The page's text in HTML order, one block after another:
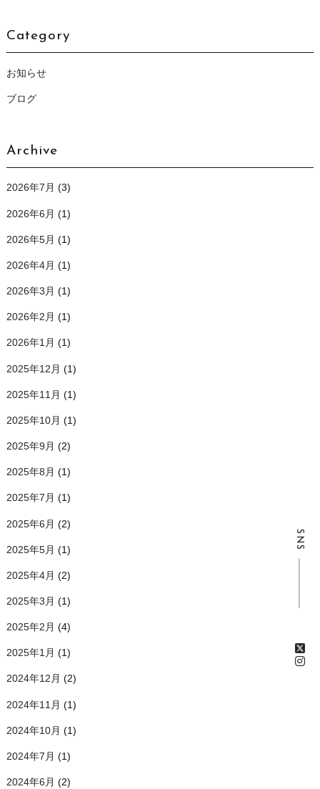
SNS
Category
お知らせ
ブログ
Archive
2026年7月 (3)
2026年6月 (1)
2026年5月 (1)
2026年4月 (1)
2026年3月 (1)
2026年2月 (1)
2026年1月 (1)
2025年12月 (1)
2025年11月 (1)
2025年10月 (1)
2025年9月 (2)
2025年8月 (1)
2025年7月 (1)
2025年6月 (2)
2025年5月 (1)
2025年4月 (2)
2025年3月 (1)
2025年2月 (4)
2025年1月 (1)
2024年12月 (2)
2024年11月 (1)
2024年10月 (1)
2024年7月 (1)
2024年6月 (2)